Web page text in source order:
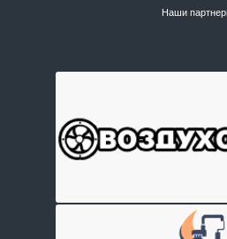
Наши